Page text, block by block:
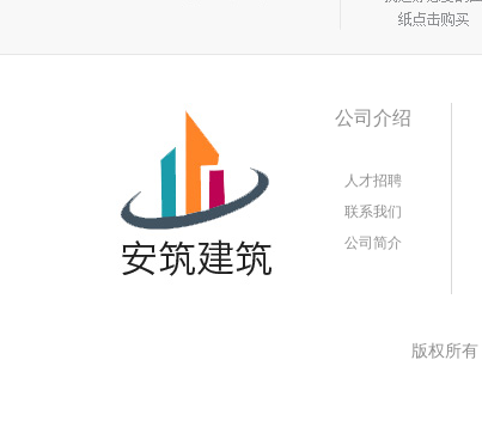
公司介绍
人才招聘
联系我们
公司简介
版权所有